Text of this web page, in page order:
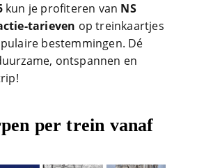
kun je profiteren van NS
tarieven op treinkaartjes
bestemmingen. Dé
ontspannen en
per trein vanaf